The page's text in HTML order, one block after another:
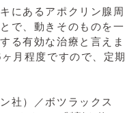
にあるアポクリン腺周
で、動きそのものを一
る有効な治療と言えま
月程度ですので、定期
社）／ボツラックス